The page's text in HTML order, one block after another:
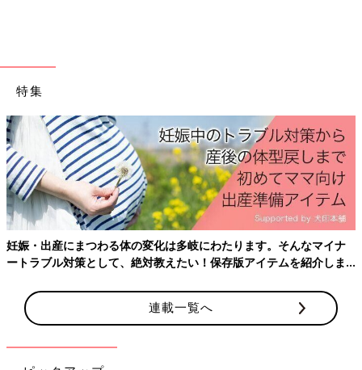
感じられるものを選ぶ
特集
妊娠・出産にまつわる体の変化は多岐にわたります。そんなマイナ
ートラブル対策として、絶対教えたい！保存版アイテムを紹介しま
連載一覧へ